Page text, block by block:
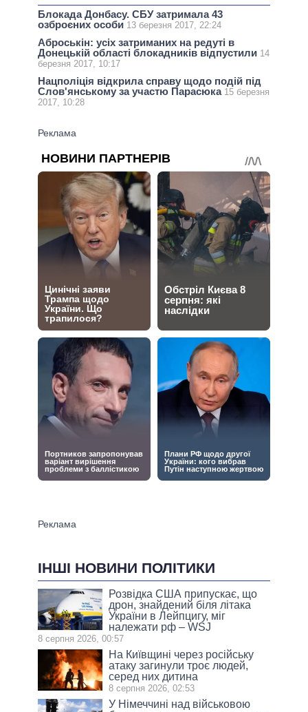
Блокада Донбасу. СБУ затримала 43
озброєних особи 13 березня 2017, 22:24
Аброськін: усіх затриманих на редуті в
Донецькій області блокадників відпустили 14
березня 2017, 10:17
Нацполіція відкрила справу щодо подій під
Слов'янському за участю Парасюка 15 березня
2017, 10:28
ІНШІ НОВИНИ ПОЛІТИКИ
Розвідка США припускає, що
дрон, знайдений біля літака
України в Лейпцигу, міг
належати рф – WSJ
8 серпня 2026, 00:57
На Київщині через російську
атаку загинули троє людей,
серед них дитина
8 серпня 2026, 02:53
У Німеччині над військовою